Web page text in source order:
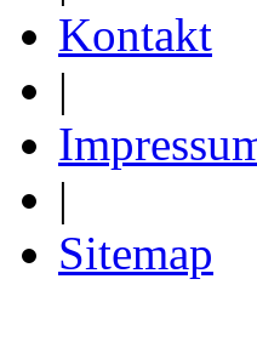
Kontakt
|
|
Sitemap